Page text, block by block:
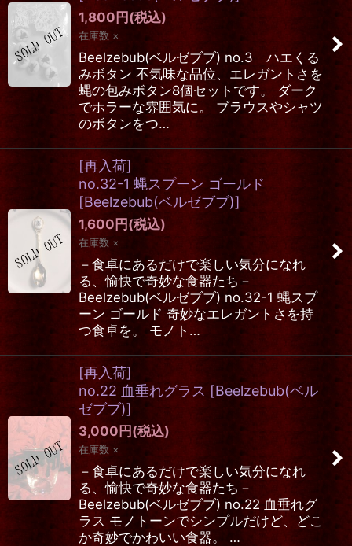
1,800円(税込)
在庫数 ×
Beelzebub(ベルゼブブ) no.3 ハエくる
みボタン 不気味な品位、エレガントさを
蝿の包みボタン8個セットです。 ダーク
でホラーな雰囲気に。 ブラウスやシャツ
のボタンをつ…
[再入荷]
no.32-1 蝿スプーン ゴールド
[Beelzebub(ベルゼブブ)]
1,600円(税込)
在庫数 ×
－食卓にあるだけで楽しい気分になれ
る、愉快で奇妙な食器たち－
Beelzebub(ベルゼブブ) no.32-1 蝿スプ
ーン ゴールド 奇妙なエレガントさを持
つ食卓を。 モノト…
[再入荷]
no.22 血垂れグラス [Beelzebub(ベル
ゼブブ)]
3,000円(税込)
在庫数 ×
－食卓にあるだけで楽しい気分になれ
る、愉快で奇妙な食器たち－
Beelzebub(ベルゼブブ) no.22 血垂れグ
ラス モノトーンでシンプルだけど、どこ
か奇妙でかわいい食器。 …